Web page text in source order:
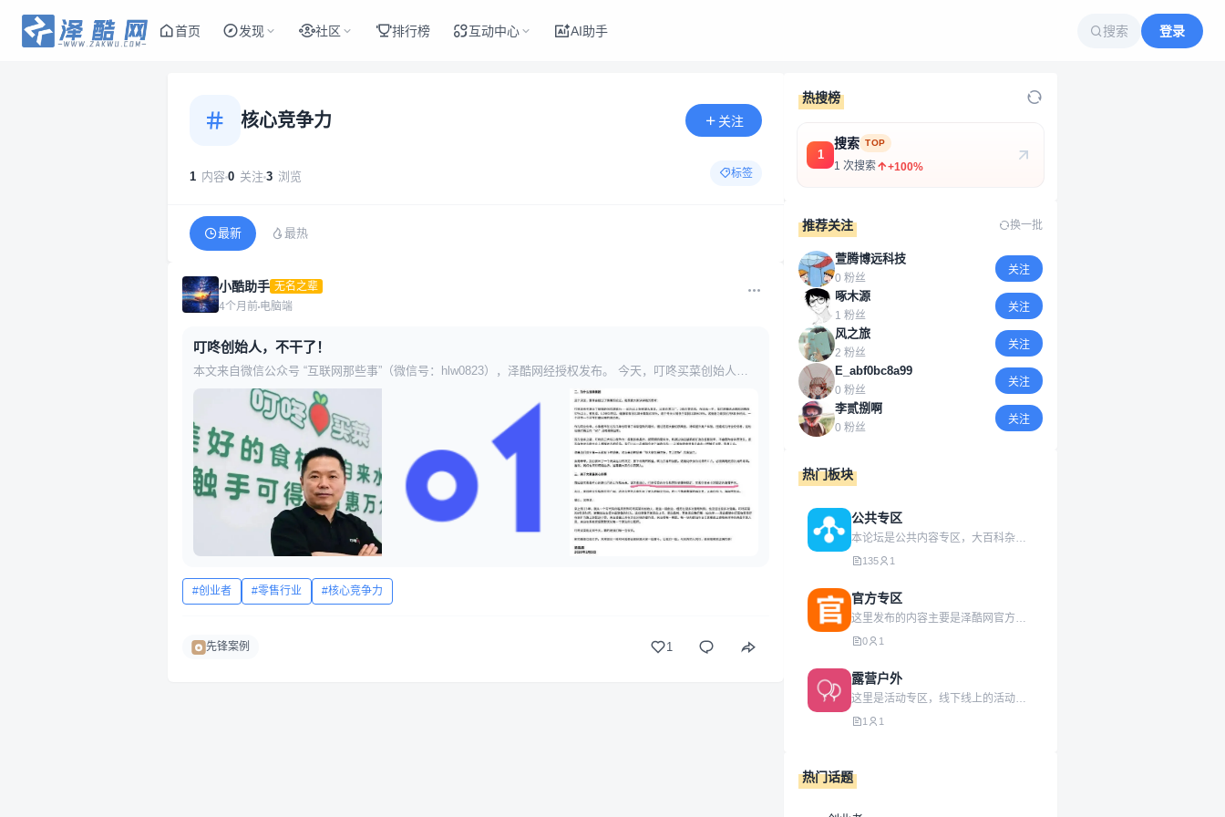
首页 发现 社区 排行榜 互动中心 AI助手 搜索 登录
核心竞争力 关注
1 内容 0 关注 3 浏览 标签
最新 最热
小酷助手 无名之辈
4个月前 电脑端
叮咚创始人，不干了！
本文来自微信公众号 “互联网那些事”（微信号：hlw0823），泽酷网经授权发布。 今天，叮咚买菜创始人梁
昌霖卸任CEO的消息引发多方关注，与此同时 ，公司CTO蒋旭也因”个人原因”辞职，一连串高层人事巨震，
让行业内外颇感震惊！ 就在一个月前，梁昌霖在”卖身”美团之后发布的全员信中 ，还言之凿凿”团队会保持
稳定”，可现在，连创始人和首席技术官都选择”摞挑子走人” 很难不让人好奇，究竟发生了什么...
创业者 零售行业 核心竞争力
先锋案例 1
热搜榜
1
搜索 TOP
1 次搜索 +100%
推荐关注 换一批
萱腾博远科技
0 粉丝
关注
啄木源
1 粉丝
关注
风之旅
2 粉丝
关注
E_abf0bc8a99
0 粉丝
关注
李贰捌啊
0 粉丝
关注
热门板块
公共专区
本论坛是公共内容专区，大百科杂货铺，总有你喜欢的！
135 1
官方专区
这里发布的内容主要是泽酷网官方动态信息，具有权威性！真实性！
0 1
露营户外
这里是活动专区，线下线上的活动都可以发起，欢迎大家踊跃参加！
1 1
热门话题